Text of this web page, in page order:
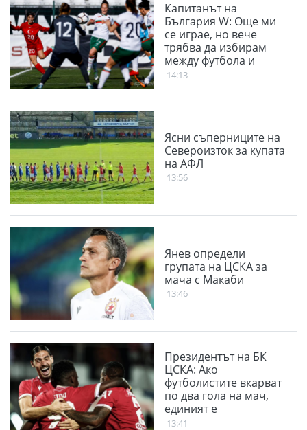
Капитанът на
България W: Още ми
се играе, но вече
трябва да избирам
между футбола и
семейството
14:13
Ясни съперниците на
Североизток за купата
на АФЛ
13:56
Янев определи
групата на ЦСКА за
мача с Макаби
13:46
Президентът на БК
ЦСКА: Ако
футболистите вкарват
по два гола на мач,
единият е
благодарение на
13:41